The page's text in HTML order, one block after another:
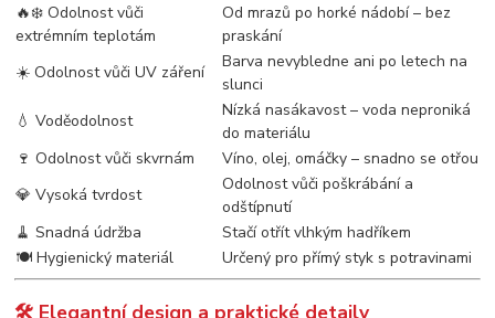
🔥❄️ Odolnost vůči
extrémním teplotám
Od mrazů po horké nádobí – bez
praskání
☀️ Odolnost vůči UV záření
Barva nevybledne ani po letech na
slunci
💧 Voděodolnost
Nízká nasákavost – voda neproniká
do materiálu
🍷 Odolnost vůči skvrnám
Víno, olej, omáčky – snadno se otřou
💎 Vysoká tvrdost
Odolnost vůči poškrábání a
odštípnutí
🧹 Snadná údržba
Stačí otřít vlhkým hadříkem
🍽️ Hygienický materiál
Určený pro přímý styk s potravinami
🛠️ Elegantní design a praktické detaily